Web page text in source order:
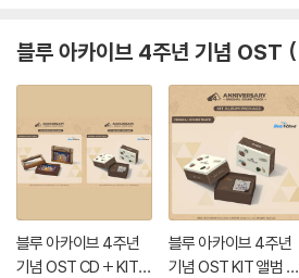
KiT ALBUM PACKA
PACKAGE)
블루 아카이브 4주년
기념 OST CD + KIT
블루 아카이브 4주년
기념 OST KIT 앨범 패